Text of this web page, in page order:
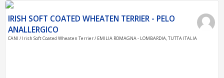
IRISH SOFT COATED WHEATEN TERRIER - PELO
ANALLERGICO
CANI / Irish Soft Coated Wheaten Terrier / EMILIA ROMAGNA - LOMBARDIA, TUTTA ITALIA